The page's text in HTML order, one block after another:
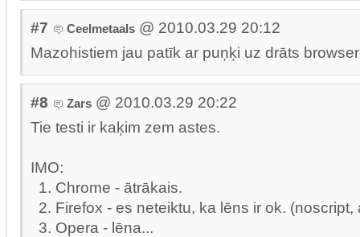
#7 Ceelmetaals @ 2010.03.29 20:12
Mazohistiem jau patīk ar puņķi uz drāts
#8 Zars @ 2010.03.29 20:22
Tie testi ir kaķim zem astes.
IMO:
1. Chrome - ātrākais.
2. Firefox - es neteiktu, ka lēns ir ok.
3. Opera - lēna...